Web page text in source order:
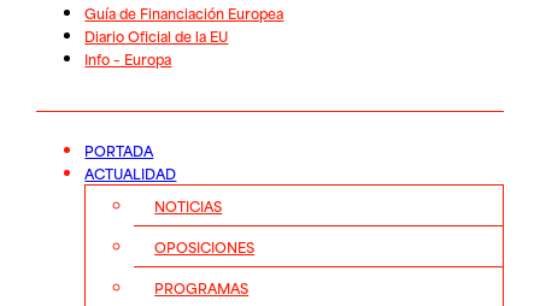
Guía de Financiación Europea
Diario Oficial de la EU
Info – Europa
PORTADA
ACTUALIDAD
NOTICIAS
OPOSICIONES
PROGRAMAS